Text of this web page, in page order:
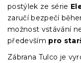
postýlek ze série
zaručí bezpečí
možnost vstávání
především pro
Zábrana Tulco je